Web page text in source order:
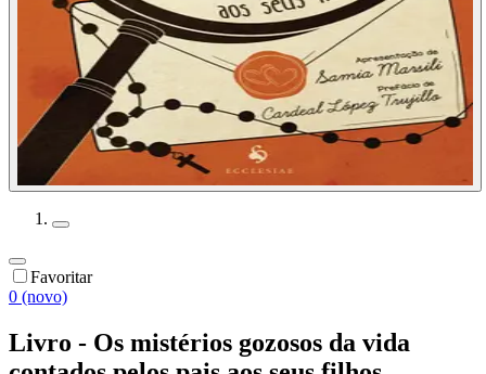
Favoritar
0 (novo)
Livro - Os mistérios gozosos da vida